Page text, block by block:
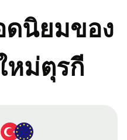
ดนิยมของ
หม่ตุรกี